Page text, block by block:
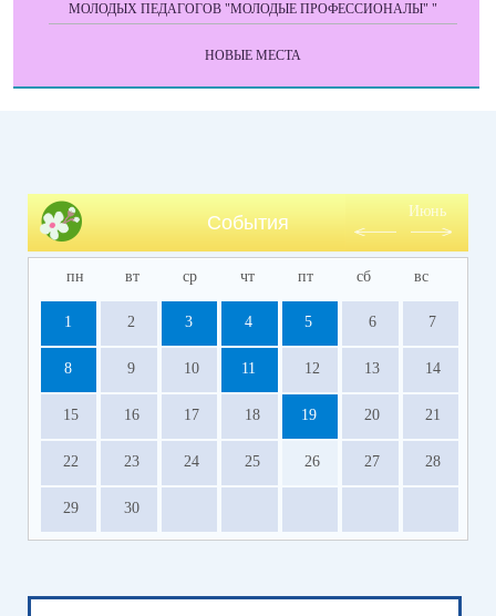
МОЛОДЫХ ПЕДАГОГОВ "МОЛОДЫЕ ПРОФЕССИОНАЛЫ" "
НОВЫЕ МЕСТА
События
Июнь
пн вт ср чт пт сб вс
1 2 3 4 5 6 7
8 9 10 11 12 13 14
15 16 17 18 19 20 21
22 23 24 25 26 27 28
29 30